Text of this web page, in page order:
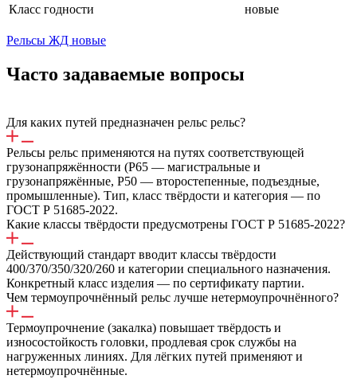
Класс годности
новые
Рельсы ЖД новые
Часто задаваемые вопросы
Для каких путей предназначен рельс рельс?
Рельсы рельс применяются на путях соответствующей
грузонапряжённости (Р65 — магистральные и
грузонапряжённые, Р50 — второстепенные, подъездные,
промышленные). Тип, класс твёрдости и категория — по
ГОСТ Р 51685-2022.
Какие классы твёрдости предусмотрены ГОСТ Р 51685-2022?
Действующий стандарт вводит классы твёрдости
400/370/350/320/260 и категории специального назначения.
Конкретный класс изделия — по сертификату партии.
Чем термоупрочнённый рельс лучше нетермоупрочнённого?
Термоупрочнение (закалка) повышает твёрдость и
износостойкость головки, продлевая срок службы на
нагруженных линиях. Для лёгких путей применяют и
нетермоупрочнённые.